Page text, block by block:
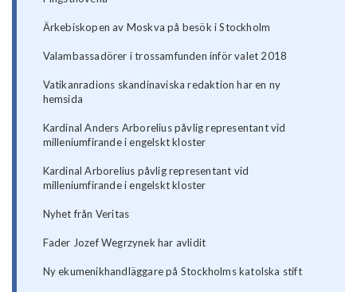
Ärkebiskopen av Moskva på besök i Stockholm
Valambassadörer i trossamfunden inför valet 2018
Vatikanradions skandinaviska redaktion har en ny
hemsida
Kardinal Anders Arborelius påvlig representant vid
milleniumfirande i engelskt kloster
Kardinal Arborelius påvlig representant vid
milleniumfirande i engelskt kloster
Nyhet från Veritas
Fader Jozef Wegrzynek har avlidit
Ny ekumenikhandläggare på Stockholms katolska stift